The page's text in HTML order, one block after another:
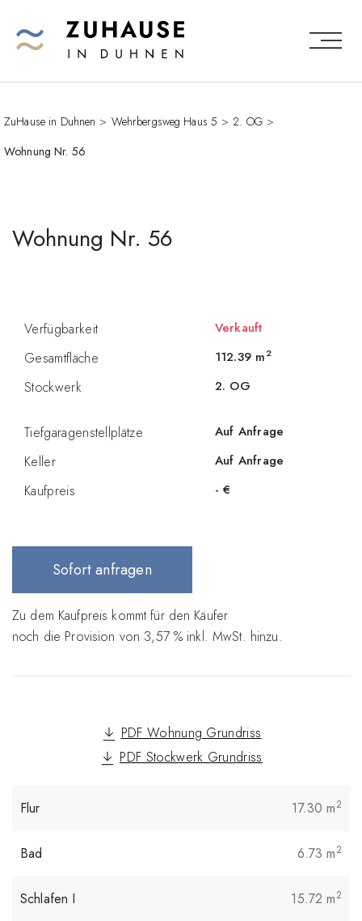
ZuHause in Duhnen > Wehrbergsweg Haus 5 > 2. OG >
Wohnung Nr. 56
Wohnung Nr. 56
Verfügbarkeit Verkauft
Gesamtfläche 112.39 m2
Stockwerk 2. OG
Tiefgaragenstellplätze Auf Anfrage
Keller Auf Anfrage
Kaufpreis -€
Sofort anfragen
Zu dem Kaufpreis kommt für den Käufer
noch die Provision von 3,57 % inkl. MwSt. hinzu.
PDF Wohnung Grundriss
PDF Stockwerk Grundriss
Flur 17.30m2
Bad 6.73m2
Schlafen I 15.72m2